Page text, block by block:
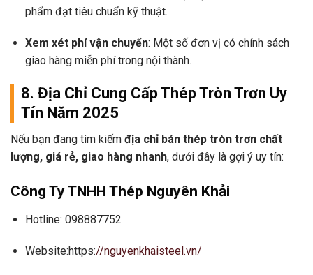
phẩm đạt tiêu chuẩn kỹ thuật.
Xem xét phí vận chuyển: Một số đơn vị có chính sách
giao hàng miễn phí trong nội thành.
8. Địa Chỉ Cung Cấp Thép Tròn Trơn Uy
Tín Năm 2025
Nếu bạn đang tìm kiếm địa chỉ bán thép tròn trơn chất
lượng, giá rẻ, giao hàng nhanh, dưới đây là gợi ý uy tín:
Công Ty TNHH Thép Nguyên Khải
Hotline: 098887752
Website:https://nguyenkhaisteel.vn/